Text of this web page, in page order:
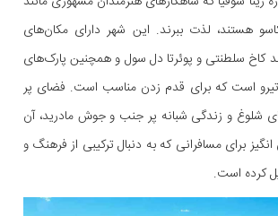
هستند، لذت ببرند. این شهر دارای مکان‌های
کاخ سلطنتی و پوئرتا دل سول و همچنین پارک‌های
است که برای قدم زدن مناسب است. فضای پر
شلوغ و زندگی شبانه پر جنب و جوش مادرید، آن
برای مسافرانی که به دنبال ترکیبی از فرهنگ و
کرده است.